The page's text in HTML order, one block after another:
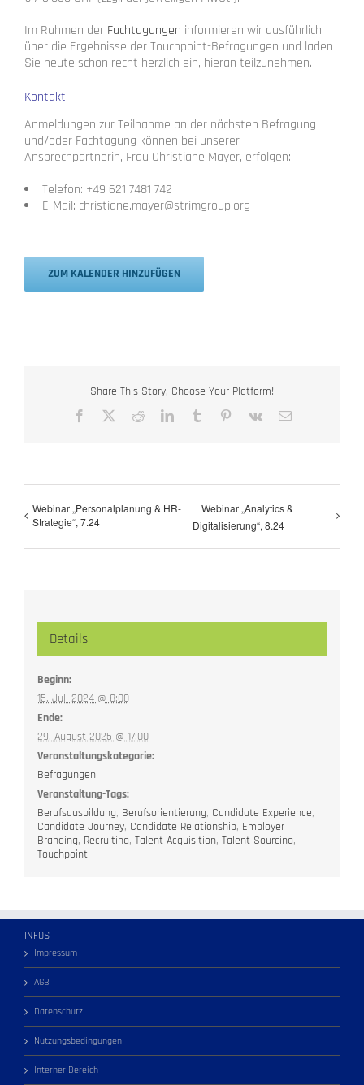
Im Rahmen der Fachtagungen informieren wir ausführlich
über die Ergebnisse der Touchpoint-Befragungen und laden
Sie heute schon recht herzlich ein, hieran teilzunehmen.
Kontakt
Anmeldungen zur Teilnahme an der nächsten Befragung
und/oder Fachtagung können bei unserer
Ansprechpartnerin, Frau Christiane Mayer, erfolgen:
Telefon: +49 621 7481 742
E-Mail: christiane.mayer@strimgroup.org
ZUM KALENDER HINZUFÜGEN
Share This Story, Choose Your Platform!
Facebook RedditLinkedInTumblr Pinterest
Vk
E-
Webinar „Personalplanung & HR-
Strategie“, 7.24
Webinar „Analytics &
Digitalisierung“, 8.24
Details
Beginn:
15. Juli 2024 @ 8:00
Ende:
29. August 2025 @ 17:00
Veranstaltungskategorie:
Befragungen
Veranstaltung-Tags:
Berufsausbildung, Berufsorientierung, Candidate Experience,
Candidate Journey, Candidate Relationship, Employer
Branding, Recruiting, Talent Acquisition, Talent Sourcing,
Touchpoint
INFOS
Impressum
AGB
Datenschutz
Nutzungsbedingungen
Interner Bereich